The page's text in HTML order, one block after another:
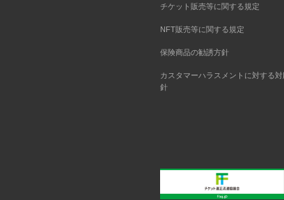
チケット販売等に関する規定
NFT販売等に関する規定
保険商品の勧誘方針
カスタマーハラスメントに対する
針